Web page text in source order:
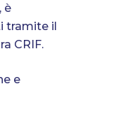
è
tramite il
CRIF.
e